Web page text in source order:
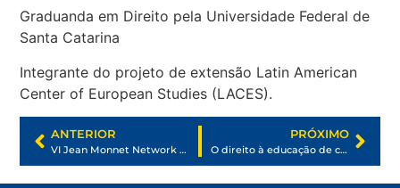
Graduanda em Direito pela Universidade Federal de
Santa Catarina
Integrante do projeto de extensão Latin American
Center of European Studies (LACES).
ANTERIOR
VI Jean Monnet Network Seminar – Università degli Studi di Milano, Italy
PRÓXIMO
O direito à educação de crianças e de adolescentes migrantes, refugiados e apátridas: uma necessidade mundial e seus reflexos no Paraná e em Santa Catarina